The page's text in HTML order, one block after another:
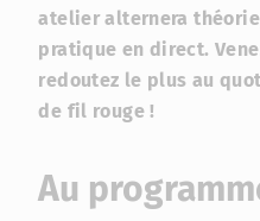
atelier alternera
pratique en direct.
redoutez le plus au
de fil rouge !
Au